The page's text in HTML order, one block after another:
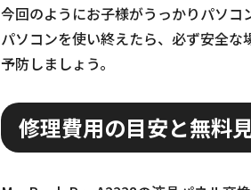
今回のようにお子様がうっかりパソコ
パソコンを使い終えたら、必ず安全
予防しましょう。
修理費用の目安と無料